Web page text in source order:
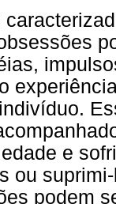
e
ou
podem